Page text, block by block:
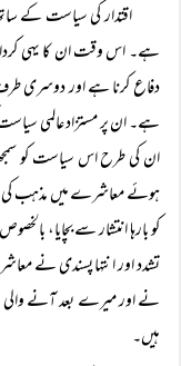
اقتدار کی سیاست کے
ہے۔ اس وقت ان کا یہی
دفاع کرنا ہے اور دوسری طرف
ہے۔ ان پر مستزاد عالمی
ان کی طرح اس سیاست کو
ہوئے معاشرے میں مذہب کی
کو بارہا انتشار سے بچایا،
تشدد اور انتہا پسندی نے
نے اور میرے بعد آنے والی
ہیں۔